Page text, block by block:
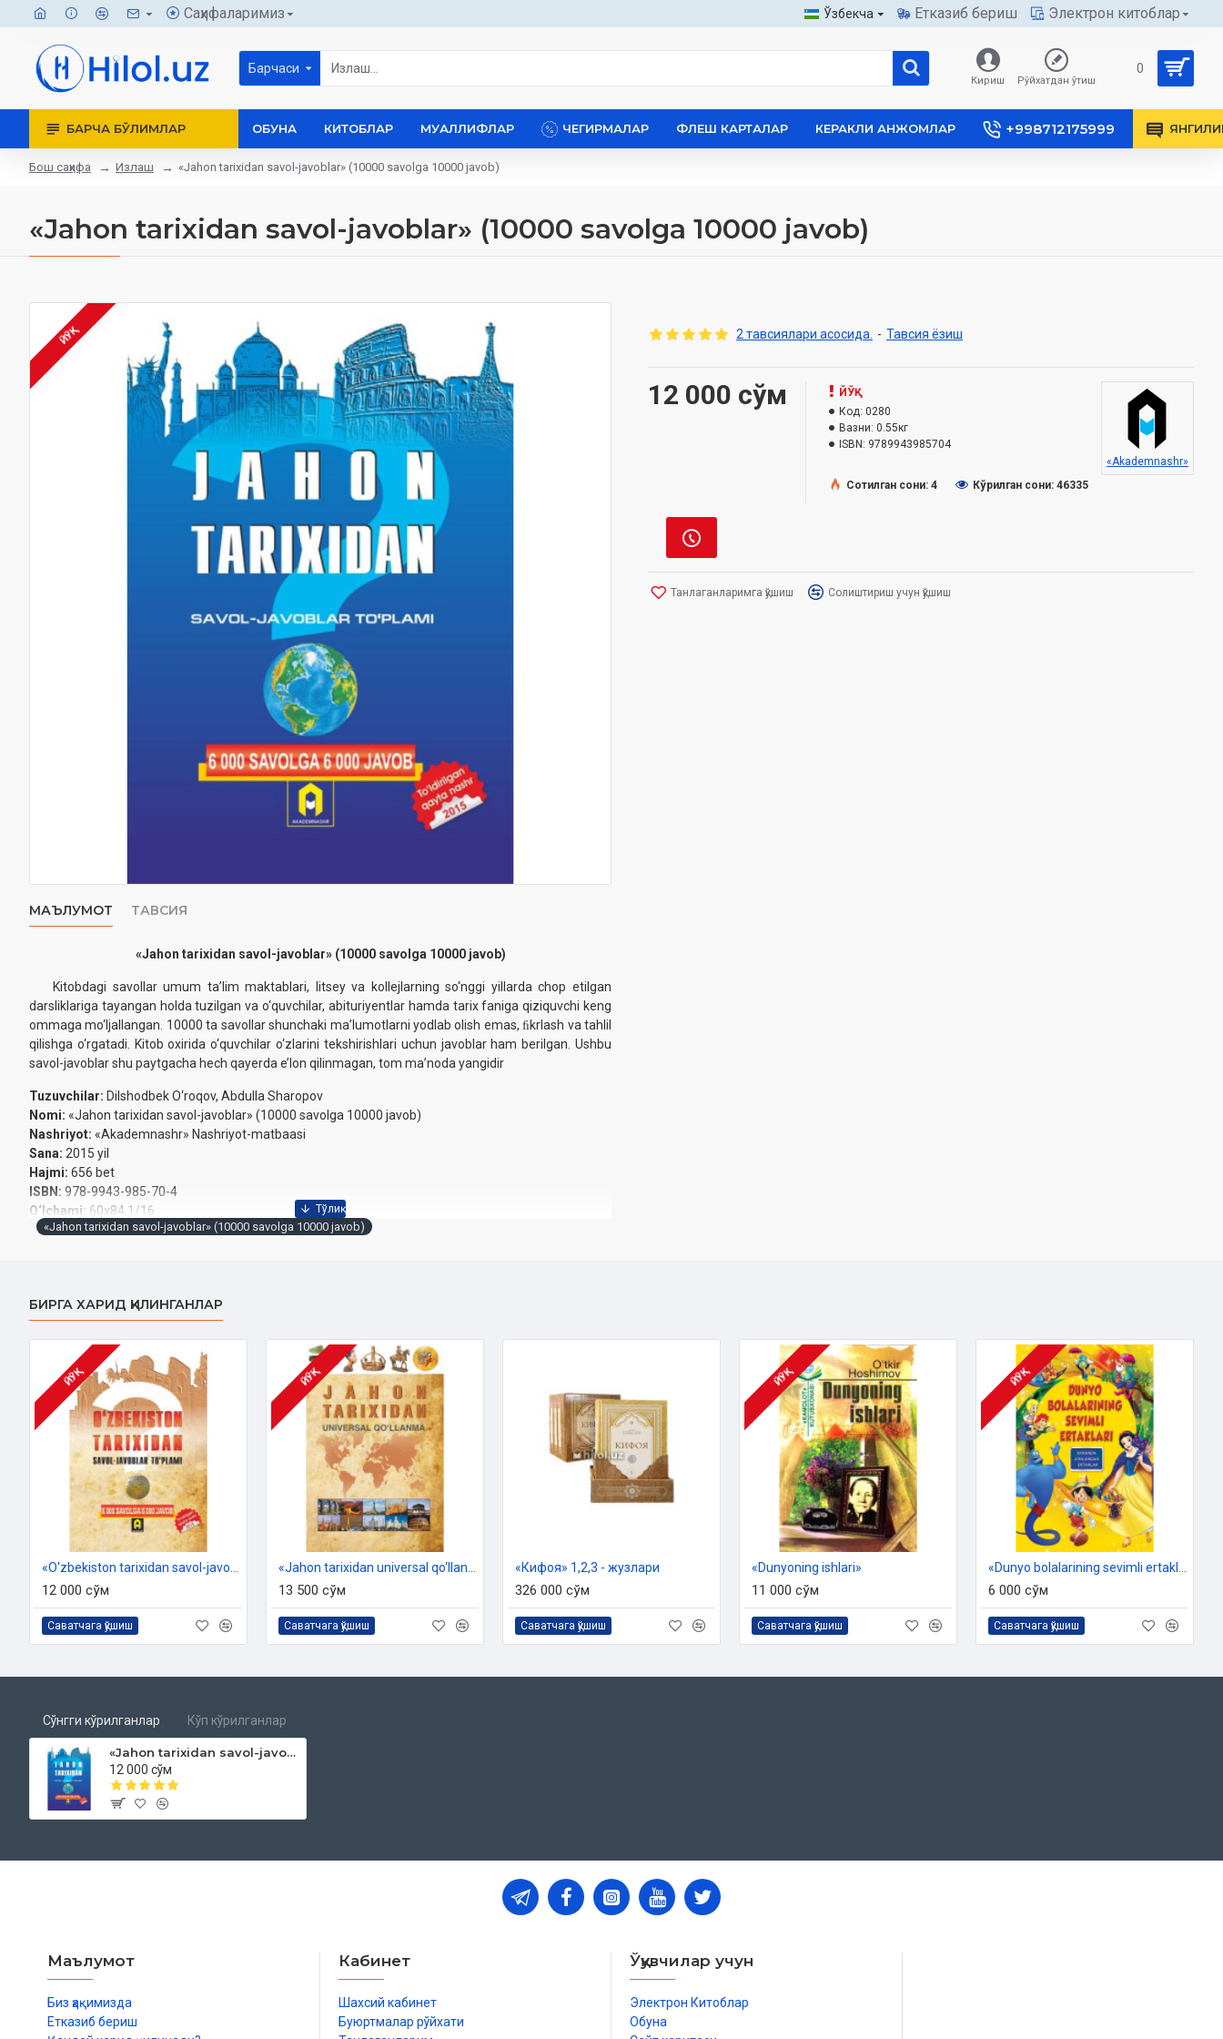
Саҳифаларимиз Ўзбекча Етказиб бериш Электрон китоблар
Барчаси
Кириш Рўйхатдан ўтиш
0
БАРЧА БЎЛИМЛАР ОБУНА КИТОБЛАР МУАЛЛИФЛАР ЧЕГИРМАЛАР ФЛЕШ КАРТАЛАР КЕРАКЛИ АНЖОМЛАР +998712175999
Бош саҳифа Излаш «Jahon tarixidan savol-javoblar» (10000 savolga 10000 javob)‎
«Jahon tarixidan savol-javoblar» (10000 savolga 10000 javob)‎
ЙЎҚ
МАЪЛУМОТ ТАВСИЯ
‎«Jahon tarixidan savol-javoblar» (10000 savolga 10000 javob)‎
Kitobdagi savollar umum ta’lim maktablari, litsey va kollejlarning so‘nggi yillarda chop etilgan
‎‎darsliklariga tayangan holda tuzilgan va o‘quvchilar, abituriyentlar hamda tarix faniga qiziquvchi ‎‎keng
ommaga mo‘ljallangan. 10000 ta savollar shunchaki ma’lumotlarni yodlab olish ‎emas, ‎ﬁkrlash va tahlil
qilishga o‘rgatadi. Kitob oxirida o‘quvchilar o‘zlarini tekshirishlari ‎uchun javoblar ‎ham berilgan. Ushbu
savol-javoblar shu paytgacha hech qayerda e’lon ‎qilinmagan, tom ma’noda ‎yangidir
Tuzuvchilar: Dilshodbek O‘roqov, Abdulla Sharopov
Nomi: «Jahon tarixidan savol-javoblar» (10000 savolga 10000 javob)‎
Nashriyot: «Akademnashr» Nashriyot-matbaasi
Sana: 2015 yil
Hajmi: 656 bet
ISBN: 978-9943-985-70-4‎
O‘lchami: 60x84 1/16‎
Muqovasi:Yumshoq
2 тавсиялари асосида. - Тавсия ёзиш
12 000 сўм
ЙЎҚ
Код: 0280
Вазни: 0.55кг
ISBN: 9789943985704
«Akademnashr»
Сотилган сони: 4
Кўрилган сони: 46335
Танлаганларимга қўшиш Солиштириш учун қўшиш
«Jahon tarixidan savol-javoblar» (10000 savolga 10000 javob)‎
БИРГА ХАРИД ҚИЛИНГАНЛАР
ЙЎҚ
12 000 сўм
Саватчага қўшиш
ЙЎҚ
13 500 сўм
Саватчага қўшиш
«Кифоя» 1,2,3 - жузлари
326 000 сўм
Саватчага қўшиш
ЙЎҚ
«Dunyoning ishlari»
11 000 сўм
Саватчага қўшиш
ЙЎҚ
6 000 сўм
Саватчага қўшиш
Сўнгги кўрилганлар Кўп кўрилганлар
«Jahon tarixidan savol-javoblar» (10000 savolga 10000 javob)‎
12 000 сўм
Маълумот
Биз ҳақимизда
Етказиб бериш
Кабинет
Шахсий кабинет
Буюртмалар рўйхати
Ўқувчилар учун
Электрон Китоблар
Обуна